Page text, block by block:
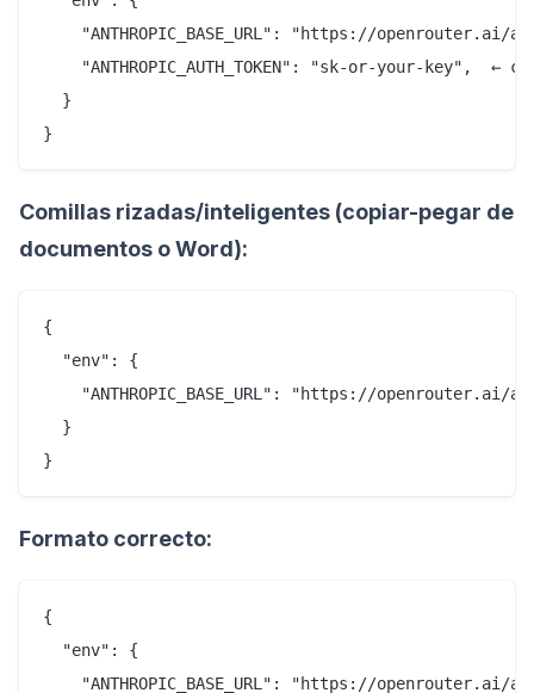
"ANTHROPIC_BASE_URL": "https://openrouter.ai/
"ANTHROPIC_AUTH_TOKEN": "sk-or-your-key",  ←
  }
Comillas rizadas/inteligentes (copiar-pegar de
documentos o Word):
{
  "env": {
"ANTHROPIC_BASE_URL": "https://openrouter.ai/
  }
Formato correcto:
{
  "env": {
"ANTHROPIC_BASE_URL": "https://openrouter.ai/